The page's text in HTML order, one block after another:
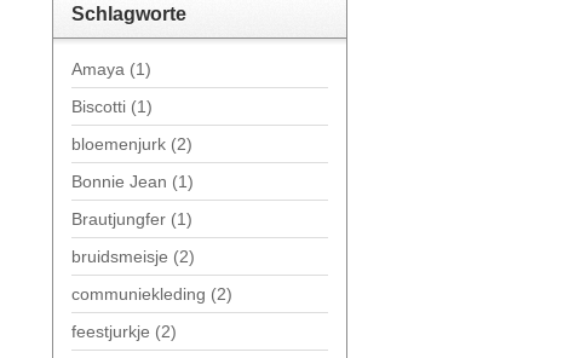
Schlagworte
Amaya (1)
Biscotti (1)
bloemenjurk (2)
Bonnie Jean (1)
Brautjungfer (1)
bruidsmeisje (2)
communiekleding (2)
feestjurkje (2)